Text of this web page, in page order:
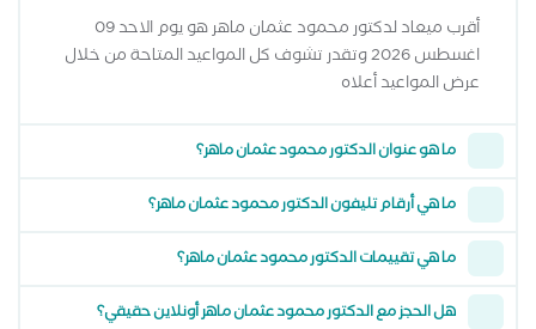
أقرب ميعاد لدكتور محمود عثمان ماهر هو يوم الاحد 09
اغسطس 2026 وتقدر تشوف كل المواعيد المتاحة من خلال
عرض المواعيد أعلاه
ما هو عنوان الدكتور محمود عثمان ماهر؟
ما هي أرقام تليفون الدكتور محمود عثمان ماهر؟
ما هي تقييمات الدكتور محمود عثمان ماهر؟
هل الحجز مع الدكتور محمود عثمان ماهر أونلاين حقيقي؟